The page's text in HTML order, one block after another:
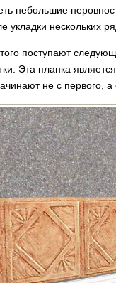
небольшие
укладки нескольких
поступают
Эта планка
не с первого, а